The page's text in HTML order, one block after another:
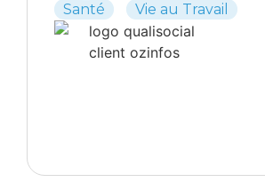
Santé Vie au Travail